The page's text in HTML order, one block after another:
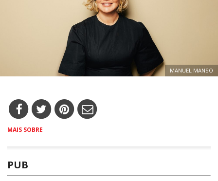
MANUEL MANSO
MAIS SOBRE
PUB